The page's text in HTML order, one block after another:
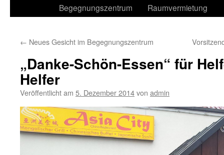
Begegnungszentrum
Raumvermietung
← Neues Gesicht im Begegnungszentrum
„Danke-Schön-Essen“ für
Helfer
Veröffentlicht am 5. Dezember 2014von admin